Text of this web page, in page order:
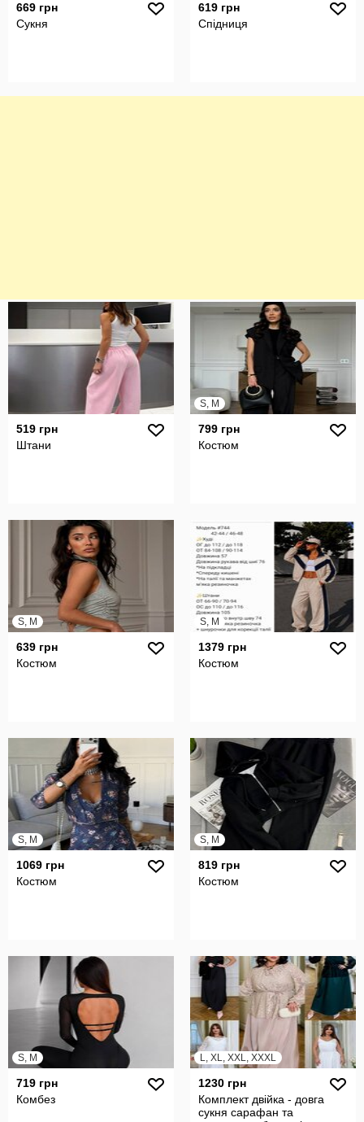
669 грн
Сукня
619 грн
Спідниця
519 грн
Штани
S, M
799 грн
Костюм
S, M
639 грн
Костюм
S, M
1379 грн
Костюм
S, M
1069 грн
Костюм
S, M
819 грн
Костюм
S, M
719 грн
Комбез
L, XL, XXL, XXXL
1230 грн
Комплект двійка - довга
сукня сарафан та